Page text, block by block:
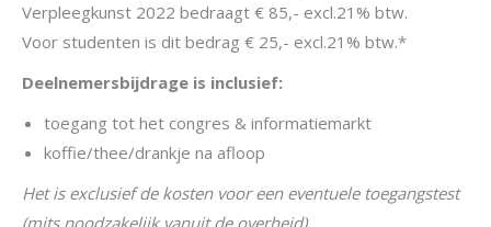
Verpleegkunst 2022 bedraagt € 85,- excl.21% btw.
Voor studenten is dit bedrag € 25,- excl.21% btw.*
Deelnemersbijdrage is inclusief:
toegang tot het congres & informatiemarkt
koffie/thee/drankje na afloop
Het is exclusief de kosten voor een eventuele toegangstest
(mits noodzakelijk vanuit de overheid).